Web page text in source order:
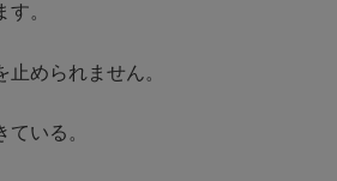
。
止められません。
いる。